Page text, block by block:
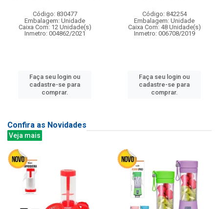
Código: 830477
Embalagem: Unidade
Caixa Com: 12 Unidade(s)
Inmetro: 004862/2021
Faça seu login ou
cadastre-se para
comprar.
Código: 842254
Embalagem: Unidade
Caixa Com: 48 Unidade(s)
Inmetro: 006708/2019
Faça seu login ou
cadastre-se para
comprar.
Confira as Novidades
Veja mais